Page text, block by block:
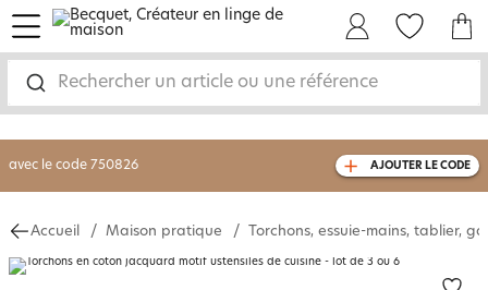
Rechercher un article ou une référence
menu
-30% sur votre commandedès 2 articles
livraison GRATUITEdès 110€ d'achat
avec le code 750826 AJOUTER LE CODE
Accueil Maison pratique Torchons, essuie-mains, tablier,